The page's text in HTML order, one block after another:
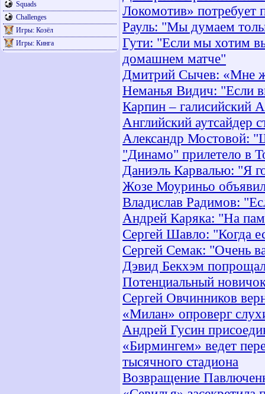
Squads
Challenges
Игры: Козёл
Игры: Кинга
Локомотив» потребует
Рауль: "Мы думаем
Гути: "Если мы хотим
домашнем матче"
Дмитрий Cычев: «Мне
Неманья Видич: "Если
Карпин – галисийский
Английский аутсайдер
Александр Мостовой:
"Динамо" прилетело в
Даниэль Карвалью: "Я
Жозе Моуриньо
Владислав Радимов:
Андрей Каряка: "На
Сергей Шавло: "Когда
Сергей Семак: "Очень
Дэвид Бекхэм
Потенциальный
Сергей Овчинников
«Милан» опроверг
Андрей Гусин
«Бирмингем» ведет
тысячного стадиона
Возвращение